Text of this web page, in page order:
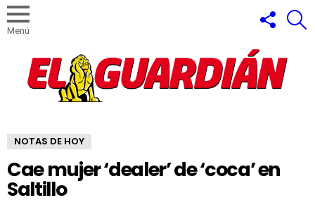
Menú
NOTAS DE HOY
Cae mujer ‘dealer’ de ‘coca’ en
Saltillo